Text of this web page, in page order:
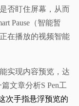
否盯住屏幕，从而
Pause（智能暂
在播放的视频智能
实现内容预览，达
文章分析S Pen工
次手指悬浮预览的